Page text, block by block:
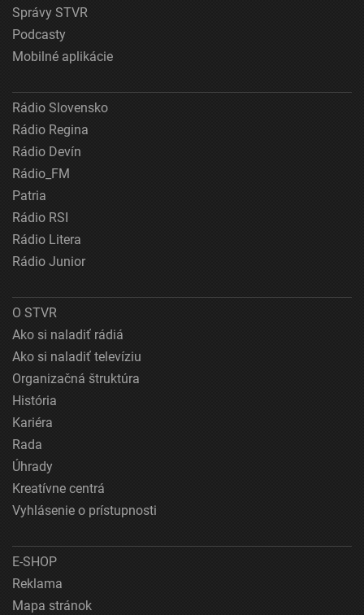
Správy STVR
Podcasty
Mobilné aplikácie
Rádio Slovensko
Rádio Regina
Rádio Devín
Rádio_FM
Patria
Rádio RSI
Rádio Litera
Rádio Junior
O STVR
Ako si naladiť rádiá
Ako si naladiť televíziu
Organizačná štruktúra
História
Kariéra
Rada
Úhrady
Kreatívne centrá
Vyhlásenie o prístupnosti
E-SHOP
Reklama
Mapa stránok